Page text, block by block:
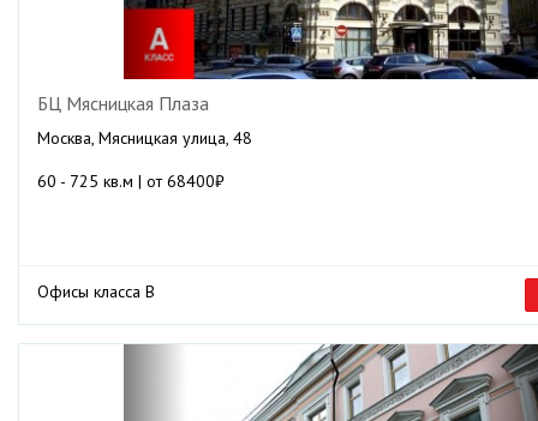
БЦ Мясницкая Плаза
Москва, Мясницкая улица, 48
60 - 725 кв.м | от 68400₽
Офисы класса B